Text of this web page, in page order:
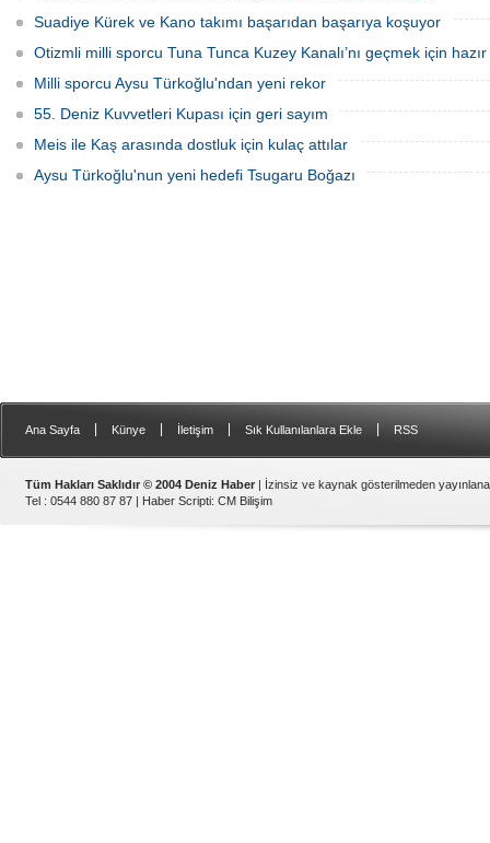
Suadiye Kürek ve Kano takımı başarıdan başarıya koşuyor
Otizmli milli sporcu Tuna Tunca Kuzey Kanalı’nı geçmek için hazır
Milli sporcu Aysu Türkoğlu'ndan yeni rekor
55. Deniz Kuvvetleri Kupası için geri sayım
Meis ile Kaş arasında dostluk için kulaç attılar
Aysu Türkoğlu'nun yeni hedefi Tsugaru Boğazı
Ana Sayfa Künye İletişim Sık Kullanılanlara Ekle RSS
Tüm Hakları Saklıdır © 2004 Deniz Haber | İzinsiz ve kaynak gösterilmeden
Tel : 0544 880 87 87 | Haber Scripti: CM Bilişim